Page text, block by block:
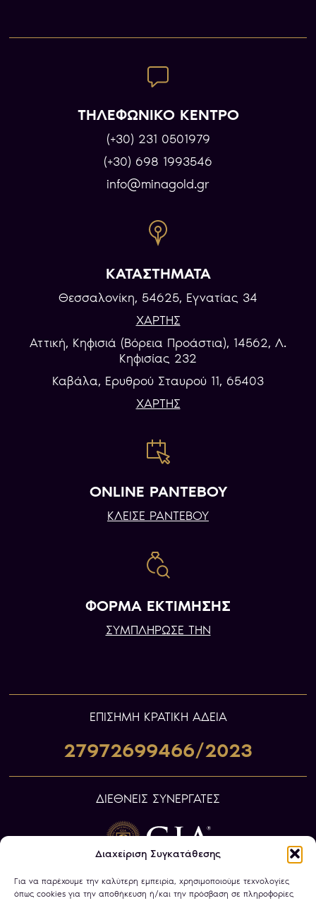
Διαχείριση Συγκατάθεσης
Για να παρέχουμε την καλύτερη εμπειρία, χρησιμοποιούμε τεχνολογίες
όπως cookies για την αποθήκευση ή/και την πρόσβαση σε πληροφορίες
ΤΗΛΕΦΩΝΙΚΟ ΚΕΝΤΡΟ
(+30) 231 0501979
(+30) 698 1993546
info@minagold.gr
ΚΑΤΑΣΤΗΜΑΤΑ
Θεσσαλονίκη, 54625, Εγνατίας 34
ΧΑΡΤΗΣ
Αττική, Κηφισιά (Βόρεια Προάστια), 14562, Λ.
Κηφισίας 232
Καβάλα, Eρυθρού Σταυρού 11, 65403
ΧΑΡΤΗΣ
ONLINE ΡΑΝΤΕΒΟΥ
ΚΛΕΙΣΕ ΡΑΝΤΕΒΟΥ
ΦΟΡΜΑ ΕΚΤΙΜΗΣΗΣ
ΣΥΜΠΛΗΡΩΣΕ ΤΗΝ
ΕΠIΣΗΜΗ ΚΡΑΤΙΚΗ ΑΔΕΙΑ
27972699466/2023
ΔΙΕΘΝΕΙΣ ΣΥΝΕΡΓΑΤΕΣ